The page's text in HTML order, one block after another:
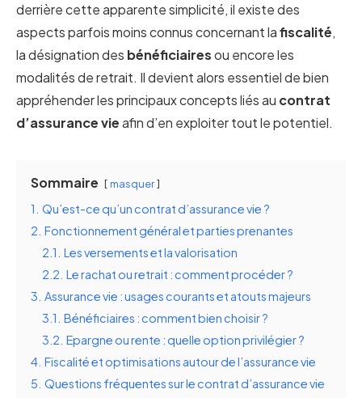
derrière cette apparente simplicité, il existe des
aspects parfois moins connus concernant lafiscalité,
la désignation des bénéficiairesou encore les
modalités de retrait. Il devient alors essentiel de bien
appréhender les principaux concepts liés au contrat
d’assurance vieafin d’en exploiter tout le potentiel.
Sommaire masquer
1. Qu’est-ce qu’un contrat d’assurance vie ?
2. Fonctionnement général et parties prenantes
2.1. Les versements et la valorisation
2.2. Le rachat ou retrait : comment procéder ?
3. Assurance vie : usages courants et atouts majeurs
3.1. Bénéficiaires : comment bien choisir ?
3.2. Epargne ou rente : quelle option privilégier ?
4. Fiscalité et optimisations autour de l’assurance vie
5. Questions fréquentes sur le contrat d’assurance vie